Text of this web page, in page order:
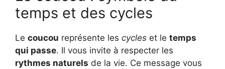
temps et des cycles
Le coucou représente les cycles et le temps
qui passe. Il vous invite à respecter les
rythmes naturels de la vie. Ce message vous